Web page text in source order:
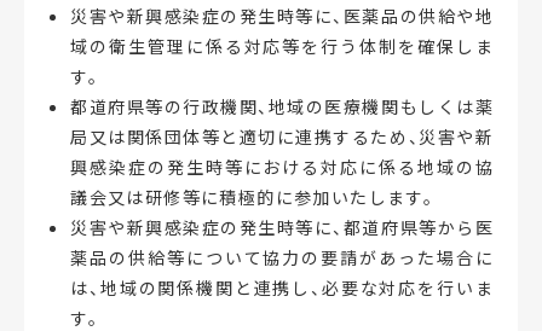
災害や新興感染症の発生時等に、医薬品の供給や地
域の衛生管理に係る対応等を行う体制を確保しま
す。
都道府県等の行政機関、地域の医療機関もしくは薬
局又は関係団体等と適切に連携するため、災害や新
興感染症の発生時等における対応に係る地域の協
議会又は研修等に積極的に参加いたします。
災害や新興感染症の発生時等に、都道府県等から医
薬品の供給等について協力の要請があった場合に
は、地域の関係機関と連携し、必要な対応を行いま
す。